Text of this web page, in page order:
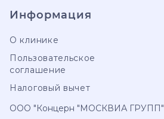
Информация
О клинике
Пользовательское
соглашение
Налоговый вычет
ООО "Концерн "МОСКВИА ГРУПП"